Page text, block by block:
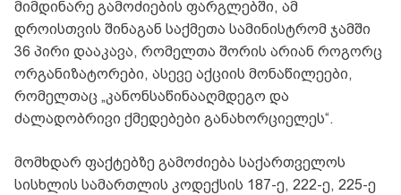
მიმდინარე გამოძიების ფარგლებში, ამ
დროისთვის შინაგან საქმეთა სამინისტრომ ჯამში
36 პირი დააკავა, რომელთა შორის არიან როგორც
ორგანიზატორები, ასევე აქციის მონაწილეები,
რომელთაც „კანონსაწინააღმდეგო და
ძალადობრივი ქმედებები განახორციელეს“.
მომხდარ ფაქტებზე გამოძიება საქართველოს
სისხლის სამართლის კოდექსის 187-ე, 222-ე, 225-ე